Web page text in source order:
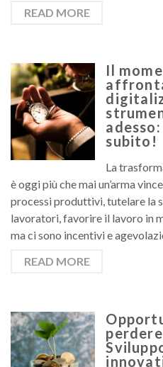
READ MORE
Il
subito!
La
è oggi più che mai un’arma
processi produttivi, tutelare la
lavoratori, favorire il lavoro in
ma ci sono incentivi e
READ MORE